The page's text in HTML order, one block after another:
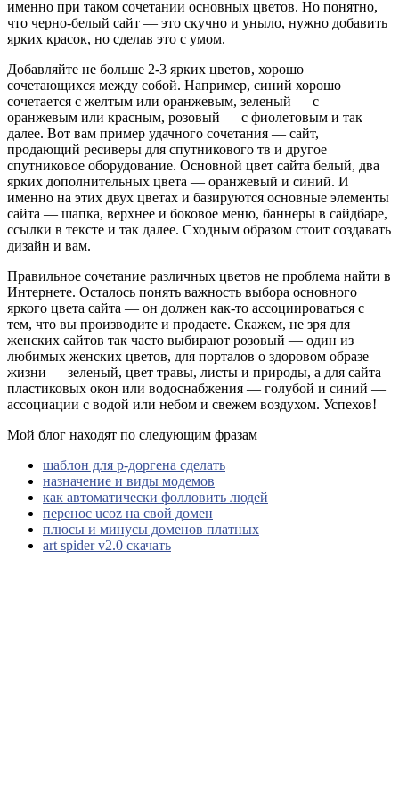
именно при таком сочетании основных цветов. Но понятно,
что черно-белый сайт — это скучно и уныло, нужно добавить
ярких красок, но сделав это с умом.
Добавляйте не больше 2-3 ярких цветов, хорошо
сочетающихся между собой. Например, синий хорошо
сочетается с желтым или оранжевым, зеленый — с
оранжевым или красным, розовый — с фиолетовым и так
далее. Вот вам пример удачного сочетания — сайт,
продающий ресиверы для спутникового тв и другое
спутниковое оборудование. Основной цвет сайта белый, два
ярких дополнительных цвета — оранжевый и синий. И
именно на этих двух цветах и базируются основные элементы
сайта — шапка, верхнее и боковое меню, баннеры в сайдбаре,
ссылки в тексте и так далее. Сходным образом стоит создавать
дизайн и вам.
Правильное сочетание различных цветов не проблема найти в
Интернете. Осталось понять важность выбора основного
яркого цвета сайта — он должен как-то ассоциироваться с
тем, что вы производите и продаете. Скажем, не зря для
женских сайтов так часто выбирают розовый — один из
любимых женских цветов, для порталов о здоровом образе
жизни — зеленый, цвет травы, листы и природы, а для сайта
пластиковых окон или водоснабжения — голубой и синий —
ассоциации с водой или небом и свежем воздухом. Успехов!
Мой блог находят по следующим фразам
шаблон для р-доргена сделать
назначение и виды модемов
как автоматически фолловить людей
перенос ucoz на свой домен
плюсы и минусы доменов платных
art spider v2.0 скачать